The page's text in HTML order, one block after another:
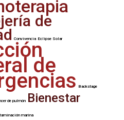
de
Convivencia Eclipse Solar
de
Backstage
de pulmón Bienestar
marina